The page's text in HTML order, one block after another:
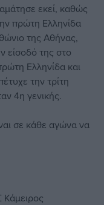
εκεί, καθώς
πρώτη Ελληνίδα
της Αθήνας,
είσοδό της στο
Ελληνίδα και
την τρίτη
4η γενικής.
σε κάθε αγώνα να